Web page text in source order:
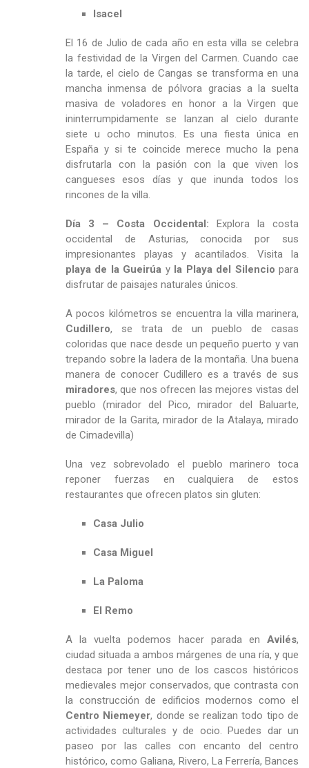
Isacel
El 16 de Julio de cada año en esta villa se celebra
la festividad de la Virgen del Carmen. Cuando cae
la tarde, el cielo de Cangas se transforma en una
mancha inmensa de pólvora gracias a la suelta
masiva de voladores en honor a la Virgen que
ininterrumpidamente se lanzan al cielo durante
siete u ocho minutos. Es una fiesta única en
España y si te coincide merece mucho la pena
disfrutarla con la pasión con la que viven los
cangueses esos días y que inunda todos los
rincones de la villa.
Día 3 – Costa Occidental: Explora la costa
occidental de Asturias, conocida por sus
impresionantes playas y acantilados. Visita la
playa de la Gueirúa yla Playa del Silencio para
disfrutar de paisajes naturales únicos.
A pocos kilómetros se encuentra la villa marinera,
Cudillero, se trata de un pueblo de casas
coloridas que nace desde un pequeño puerto y van
trepando sobre la ladera de la montaña. Una buena
manera de conocer Cudillero es a través de sus
miradores, que nos ofrecen las mejores vistas del
pueblo (mirador del Pico, mirador del Baluarte,
mirador de la Garita, mirador de la Atalaya, mirado
de Cimadevilla)
Una vez sobrevolado el pueblo marinero toca
reponer fuerzas en cualquiera de estos
restaurantes que ofrecen platos sin gluten:
Casa Julio
Casa Miguel
La Paloma
El Remo
A la vuelta podemos hacer parada en Avilés,
ciudad situada a ambos márgenes de una ría, y que
destaca por tener uno de los cascos históricos
medievales mejor conservados, que contrasta con
la construcción de edificios modernos como el
Centro Niemeyer, donde se realizan todo tipo de
actividades culturales y de ocio. Puedes dar un
paseo por las calles con encanto del centro
histórico, como Galiana, Rivero, La Ferrería, Bances